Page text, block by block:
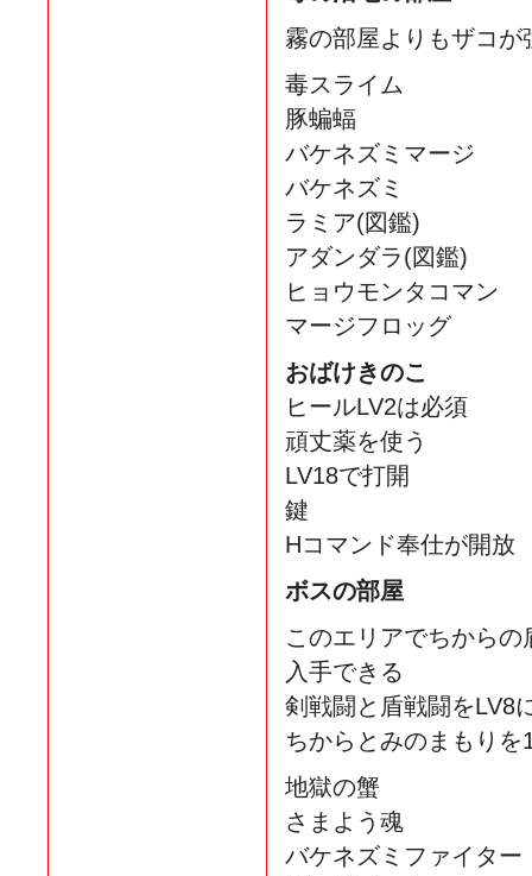
霧の部屋よりもザコが
毒スライム
豚蝙蝠
バケネズミマージ
バケネズミ
ラミア(図鑑)
アダンダラ(図鑑)
ヒョウモンタコマン
マージフロッグ
おばけきのこ
ヒールLV2は必須
頑丈薬を使う
LV18で打開
鍵
Hコマンド奉仕が開放
ボスの部屋
このエリアでちから
入手できる
剣戦闘と盾戦闘をLV8
ちからとみのまもりを
地獄の蟹
さまよう魂
バケネズミファイター